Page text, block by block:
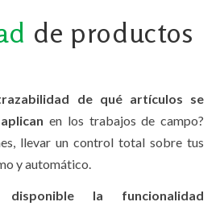
de productos
de qué artículos se
en los trabajos de campo?
llevar un control total sobre tus
y automático.
disponible la funcionalidad